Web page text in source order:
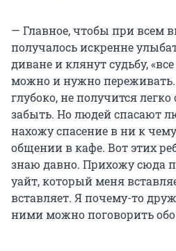
— Главное, чтобы при всем
получалось искренне
диване и клянут судьбу,
можно и нужно
глубоко, не получится
забыть. Но людей спасают
нахожу спасение в ни к
общении в кафе. Вот этих
знаю давно. Прихожу сюда
уайт, который меня
вставляет. Я почему-то
ними можно поговорить обо